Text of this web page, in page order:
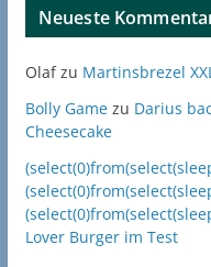
Neueste
Olafzu Martinsbrezel
Bolly Gamezu Darius
Cheesecake
Lover Burger im Test